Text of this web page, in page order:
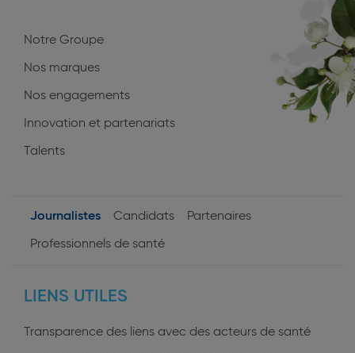
Notre Groupe
Nos marques
Nos engagements
Innovation et partenariats
Talents
User
Journalistes Candidats Partenaires
Professionnels de santé
LIENS UTILES
Transparence des liens avec des acteurs de santé